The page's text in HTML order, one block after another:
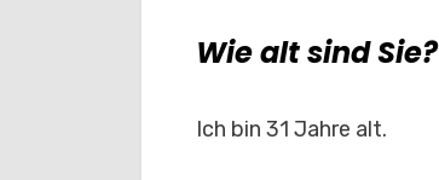
Wie alt sind Sie?
Ich bin 31 Jahre alt.